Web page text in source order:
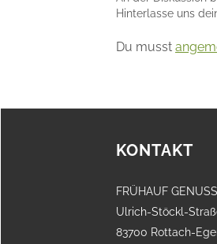
Hinterlasse uns
Du musst
KONTAKT
FRÜHAUF GENUSS
Ulrich-Stöckl-
83700 Rottach-